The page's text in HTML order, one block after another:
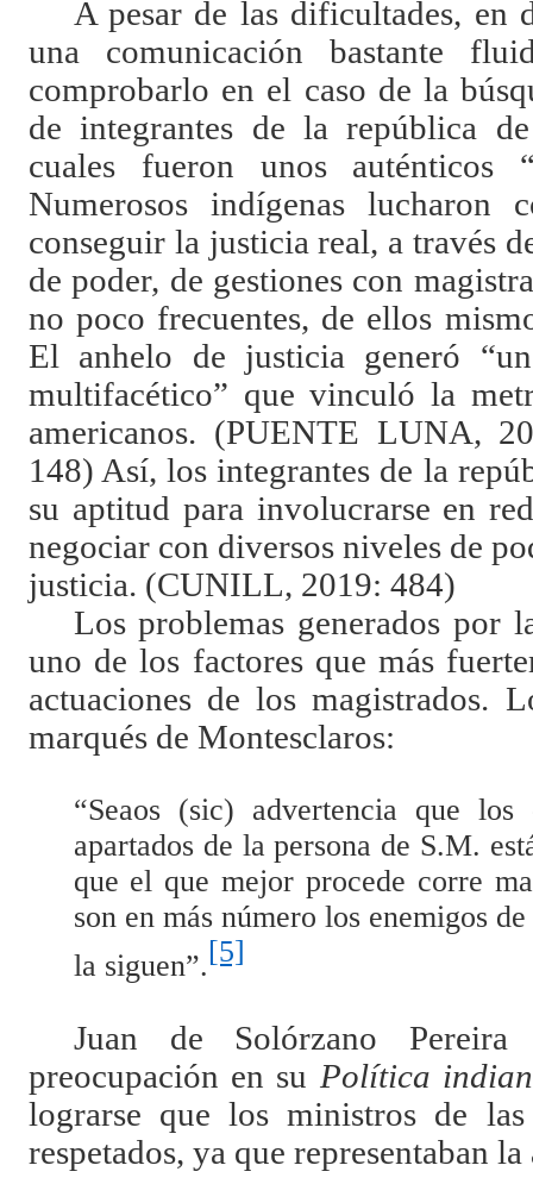
A pesar de las dificultades, en
una comunicación bastante
comprobarlo en el caso de la
de integrantes de la república
cuales fueron unos auténticos
Numerosos indígenas lucharon
conseguir la justicia real, a través
de poder, de gestiones con
no poco frecuentes, de ellos
El anhelo de justicia generó
multifacético” que vinculó la
americanos. (PUENTE LUNA,
148) Así, los integrantes de la
su aptitud para involucrarse en
negociar con diversos niveles de
justicia. (CUNILL, 2019: 484)
Los problemas generados por
uno de los factores que más
actuaciones de los magistrados.
marqués de Montesclaros:
“Seaos (sic) advertencia que
apartados de la persona de S.M.
que el que mejor procede corre
son en más número los enemigos
la siguen”.[5]
Juan de Solórzano Pereira
preocupación en su Política
lograrse que los ministros de
respetados, ya que representaban